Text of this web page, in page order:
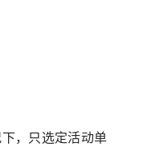
，只选定活动单